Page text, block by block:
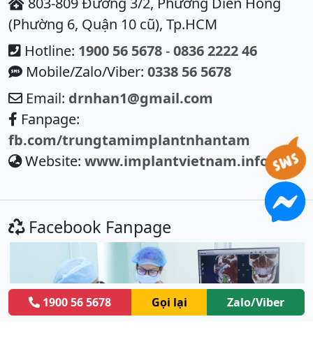
(Phường 6, Quận 10 cũ), Tp.HCM
Hotline: 1900 56 5678-0836 2222 46
Mobile/Zalo/Viber: 0338 56 5678
Email: drnhan1@gmail.com
Fanpage:
fb.com/trungtamimplantnhantam
Website: www.implantvietnam.info
Facebook Fanpage
1900 56 5678 Gọi lại Zalo/Viber